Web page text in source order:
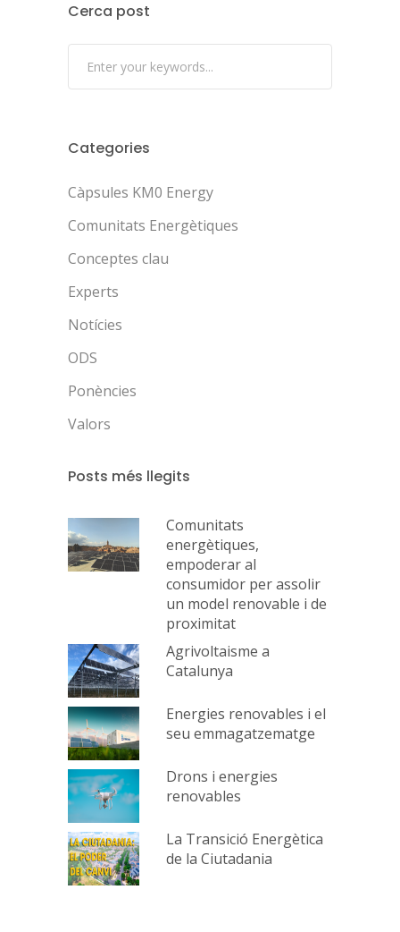
Cerca post
Categories
Càpsules KM0 Energy
Comunitats Energètiques
Conceptes clau
Experts
Notícies
ODS
Ponències
Valors
Posts més llegits
Comunitats
energètiques,
empoderar al
consumidor per assolir
un model renovable i de
proximitat
Agrivoltaisme a
Catalunya
Energies renovables i el
seu emmagatzematge
Drons i energies
renovables
La Transició Energètica
de la Ciutadania